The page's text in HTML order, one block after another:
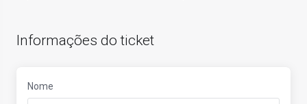
Informações do ticket
Nome